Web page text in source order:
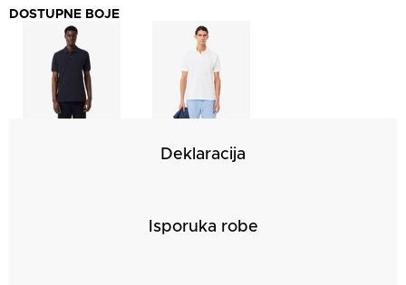
DOSTUPNE BOJE
Deklaracija
Isporuka robe